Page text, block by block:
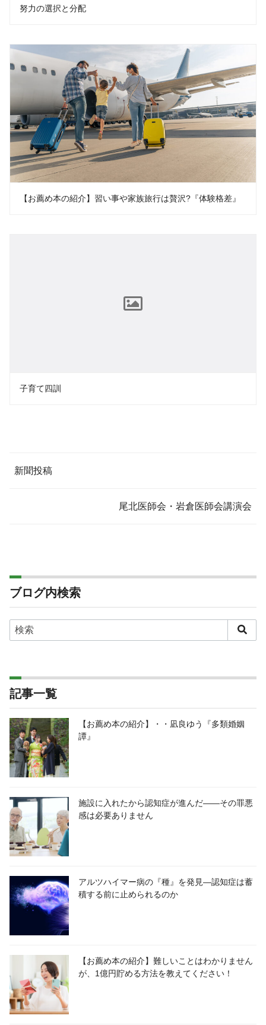
努力の選択と分配
【お薦め本の紹介】習い事や家族旅行は贅沢?『体験格差』
子育て四訓
新聞投稿
尾北医師会・岩倉医師会講演会
ブログ内検索
記事一覧
【お薦め本の紹介】・・凪良ゆう『多類婚姻
譚』
施設に入れたから認知症が進んだ――その罪悪
感は必要ありません
アルツハイマー病の『種』を発見―認知症は蓄
積する前に止められるのか
【お薦め本の紹介】難しいことはわかりません
が、1億円貯める方法を教えてください！